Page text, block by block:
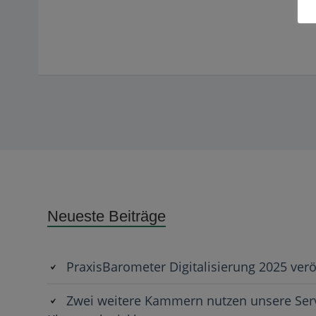
Subsidiary
Neueste Beiträge
PraxisBarometer Digitalisierung 2025
Zwei weitere Kammern nutzen unsere